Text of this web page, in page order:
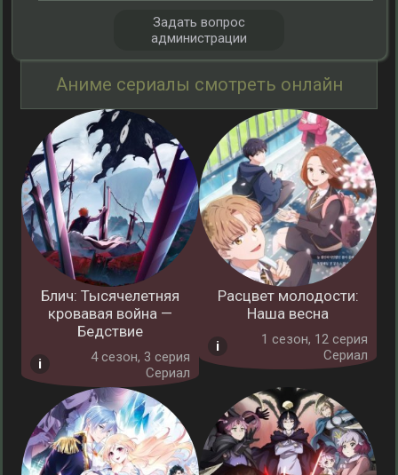
Аниме сериалы смотреть онлайн
Блич: Тысячелетняя
кровавая война —
Бедствие
4 cезон, 3 серия
Сериал
Расцвет молодости:
Наша весна
1 cезон, 12 серия
Сериал
Задать вопрос
администрации